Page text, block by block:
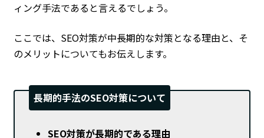
ィング手法であると言えるでしょう。
ここでは、SEO対策が中長期的な対策となる理由と、そ
のメリットについてもお伝えします。
長期的手法のSEO対策について
SEO対策が長期的である理由